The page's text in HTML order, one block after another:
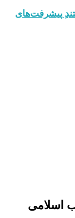
پیشرفت‌های
اسلامی